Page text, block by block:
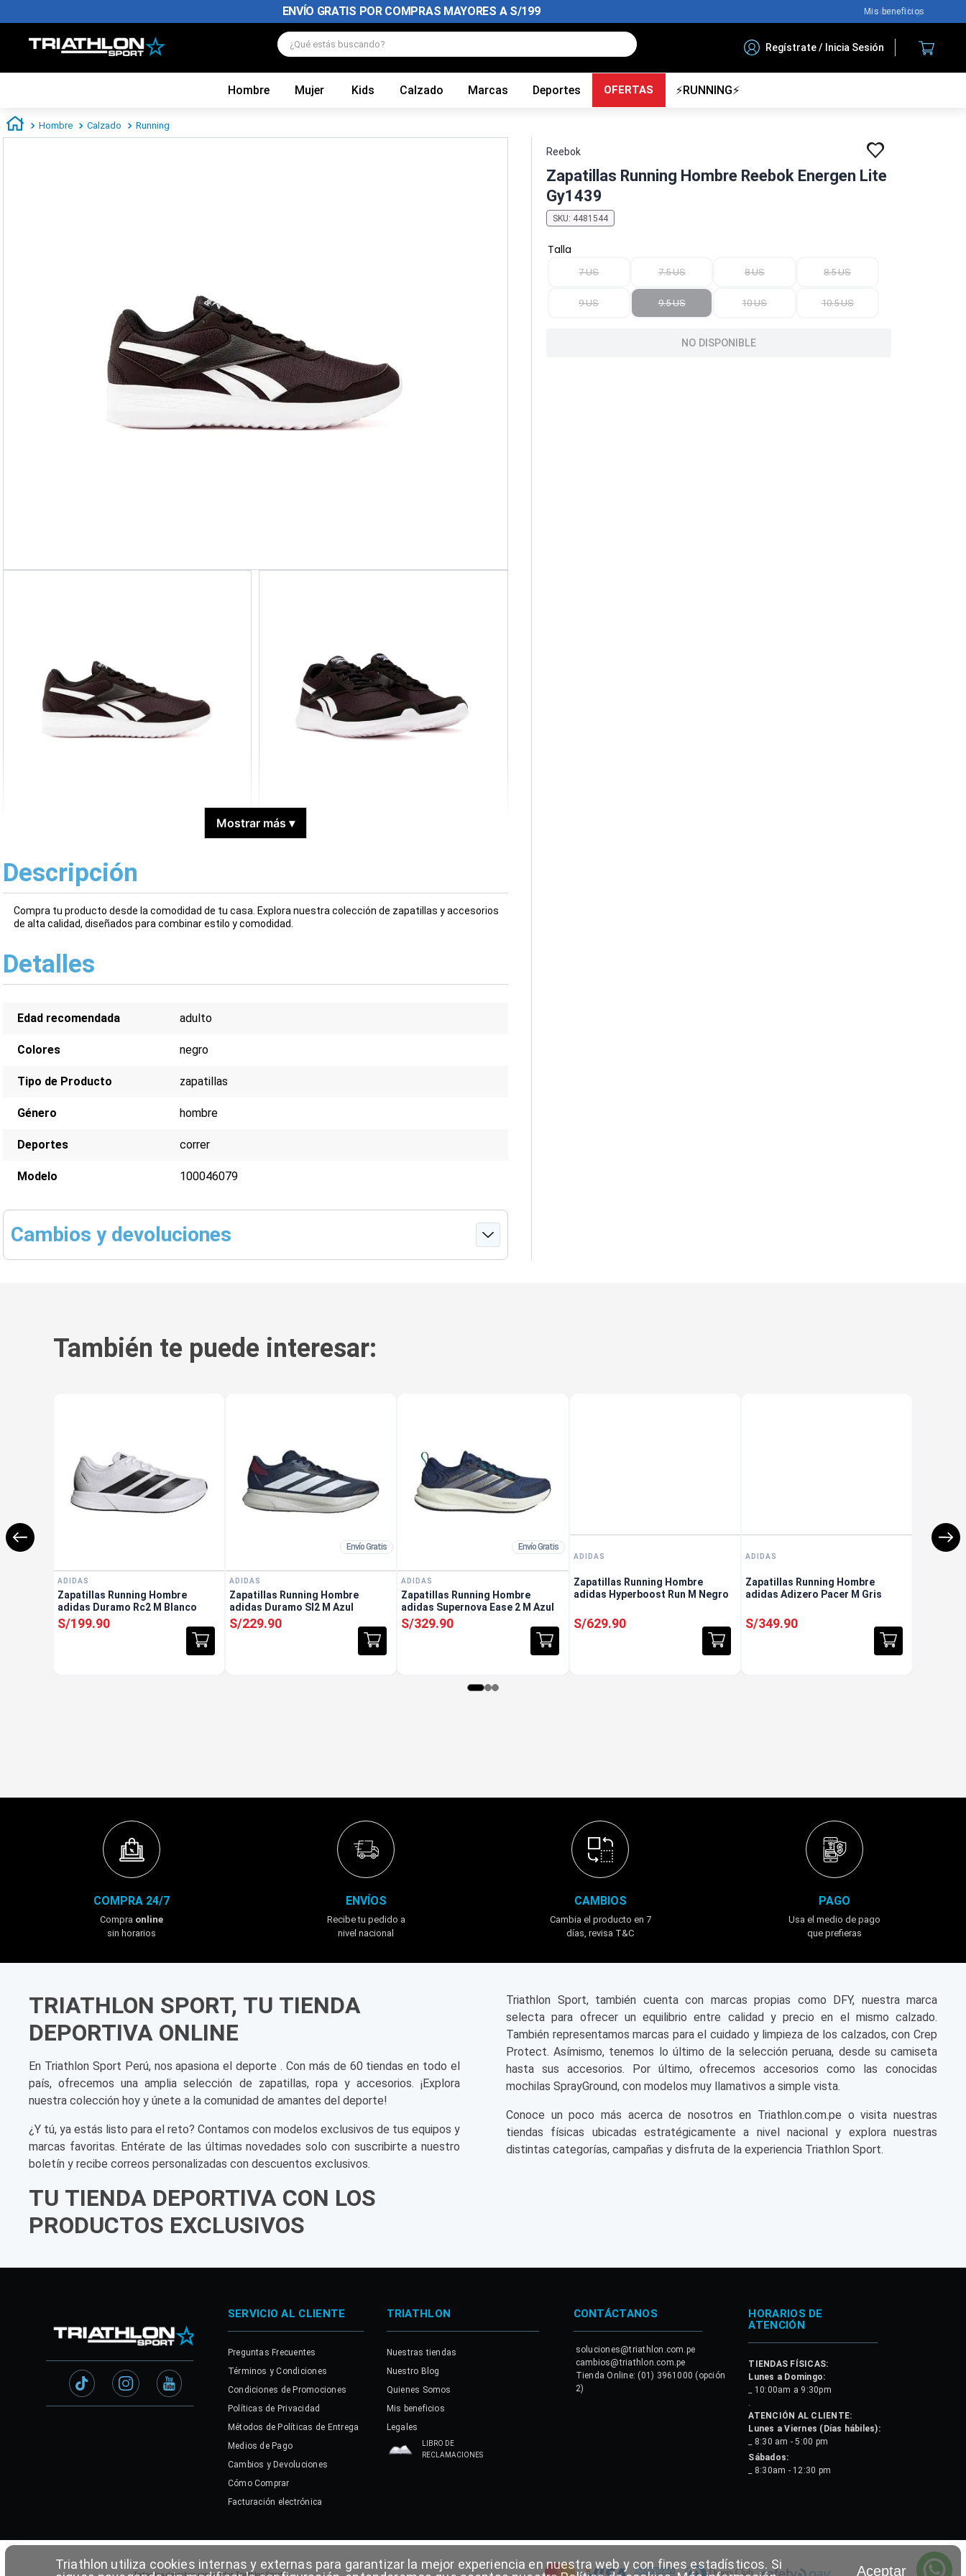
ENVÍO GRATIS POR COMPRAS MAYORES A S/199 Nuestro blog
¿Qué estás buscando?
Regístrate / Inicia Sesión
Hombre Mujer Kids Calzado Marcas Deportes OFERTAS ⚡RUNNING⚡
Aceptar
Triathlon utiliza cookies internas y externas para garantizar la mejor experiencia en nuestra web y con fines estadísticos. Si
Hombre Calzado Running
Mostrar más ▾
Descripción
Compra tu producto desde la comodidad de tu casa. Explora nuestra colección de zapatillas y accesorios
de alta calidad, diseñados para combinar estilo y comodidad.
Detalles
Edad recomendada adulto
Colores negro
Tipo de Producto zapatillas
Género hombre
Deportes correr
Modelo 100046079
Cambios y devoluciones
Reebok
Zapatillas Running Hombre Reebok Energen Lite
Gy1439
SKU: 4481544
Talla
7 US 7.5 US 8 US 8.5 US
9 US 9.5 US 10 US 10.5 US
NO DISPONIBLE
También te puede interesar:
ADIDAS
Zapatillas Running Hombre
adidas Duramo Rc2 M Blanco
S/199.90
Envío Gratis
ADIDAS
Zapatillas Running Hombre
adidas Duramo Sl2 M Azul
S/229.90
Envío Gratis
ADIDAS
Zapatillas Running Hombre
adidas Supernova Ease 2 M Azul
S/329.90
ADIDAS
Zapatillas Running Hombre
adidas Hyperboost Run M Negro
S/629.90
ADIDAS
Zapatillas Running Hombre
adidas Adizero Pacer M Gris
S/349.90
COMPRA 24/7
Compra online
sin horarios
ENVÍOS
Recibe tu pedido a
nivel nacional
CAMBIOS
Cambia el producto en 7
días, revisa T&C
PAGO
Usa el medio de pago
que prefieras
TRIATHLON SPORT, TU TIENDA
DEPORTIVA ONLINE
En Triathlon Sport Perú, nos apasiona el deporte . Con más de 60 tiendas en todo el
país, ofrecemos una amplia selección de zapatillas, ropa y accesorios. ¡Explora
nuestra colección hoy y únete a la comunidad de amantes del deporte!
¿Y tú, ya estás listo para el reto? Contamos con modelos exclusivos de tus equipos y
marcas favoritas. Entérate de las últimas novedades solo con suscribirte a nuestro
boletín y recibe correos personalizadas con descuentos exclusivos.
TU TIENDA DEPORTIVA CON LOS
PRODUCTOS EXCLUSIVOS
Triathlon Sport, también cuenta con marcas propias como DFY, nuestra marca
selecta para ofrecer un equilibrio entre calidad y precio en el mismo calzado.
También representamos marcas para el cuidado y limpieza de los calzados, con Crep
Protect. Asímismo, tenemos lo último de la selección peruana, desde su camiseta
hasta sus accesorios. Por último, ofrecemos accesorios como las conocidas
mochilas SprayGround, con modelos muy llamativos a simple vista.
Conoce un poco más acerca de nosotros en Triathlon.com.pe o visita nuestras
tiendas físicas ubicadas estratégicamente a nivel nacional y explora nuestras
distintas categorías, campañas y disfruta de la experiencia Triathlon Sport.
SERVICIO AL CLIENTE
Preguntas Frecuentes
Términos y Condiciones
Condiciones de Promociones
Políticas de Privacidad
Métodos de Políticas de Entrega
Medios de Pago
Cambios y Devoluciones
Cómo Comprar
Facturación electrónica
TRIATHLON
Nuestras tiendas
Nuestro Blog
Quienes Somos
Mis beneficios
Legales
LIBRO DE
RECLAMACIONES
CONTÁCTANOS
soluciones@triathlon.com.pe
cambios@triathlon.com.pe
Tienda Online: (01) 3961000 (opción
2)
HORARIOS DE
ATENCIÓN
TIENDAS FÍSICAS:
Lunes a Domingo:
_ 10:00am a 9:30pm
.
ATENCIÓN AL CLIENTE:
Lunes a Viernes (Días hábiles):
_ 8:30 am - 5:00 pm
Sábados:
_ 8:30am - 12:30 pm
TÉRMINOS MÁS BUSCADOS
2.
zapatillas nike